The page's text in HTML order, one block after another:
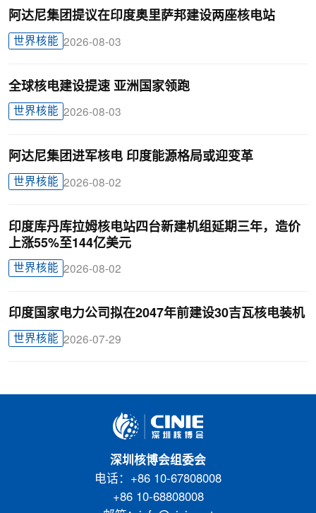
阿达尼集团提议在印度奥里萨邦建设两座核电站
世界核能 2026-08-03
全球核电建设提速 亚洲国家领跑
世界核能 2026-08-03
阿达尼集团进军核电 印度能源格局或迎变革
世界核能 2026-08-02
印度库丹库拉姆核电站四台新建机组延期三年，造价
上涨55%至144亿美元
世界核能 2026-08-02
印度国家电力公司拟在2047年前建设30吉瓦核电装机
世界核能 2026-07-29
深圳核博会组委会
电话：+86 10-67808008
+86 10-68808008